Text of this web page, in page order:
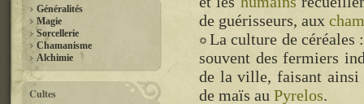
Généralités
Magie
Sorcellerie
Chamanisme
Alchimie
Cultes
de guérisseurs, aux
La culture de céréales
souvent des fermiers
de la ville, faisant
de maïs au Pyrelos.